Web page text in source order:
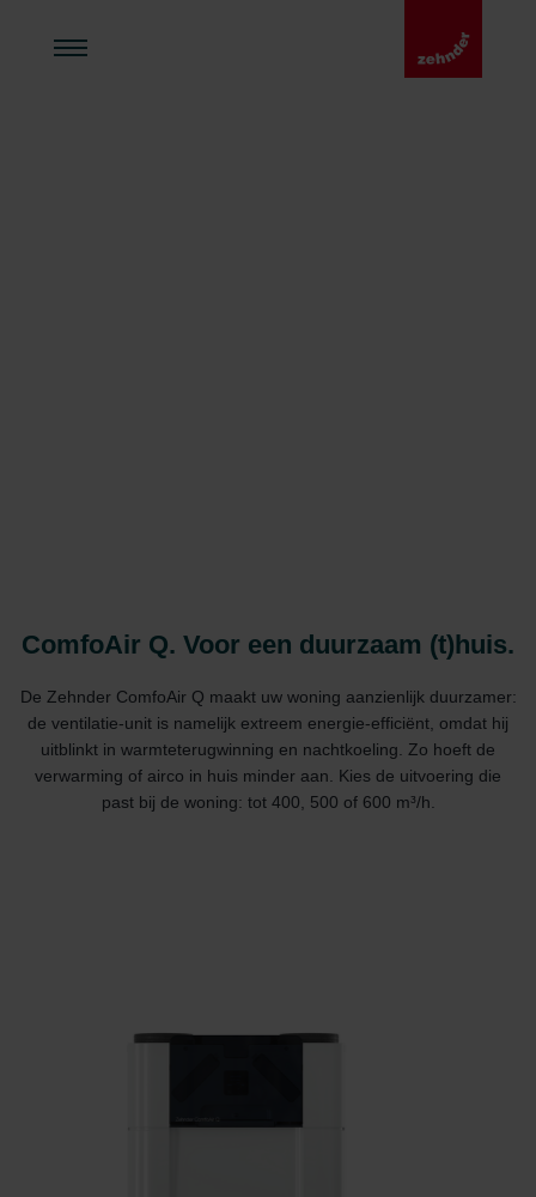
ComfoAir Q. Voor een duurzaam (t)huis.
De Zehnder ComfoAir Q maakt uw woning aanzienlijk duurzamer:
de ventilatie-unit is namelijk extreem energie-efficiënt, omdat hij
uitblinkt in warmteterugwinning en nachtkoeling. Zo hoeft de
verwarming of airco in huis minder aan. Kies de uitvoering die
past bij de woning: tot 400, 500 of 600 m³/h.